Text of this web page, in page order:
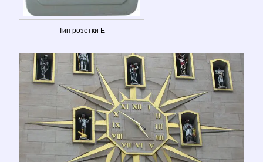
Тип розетки E